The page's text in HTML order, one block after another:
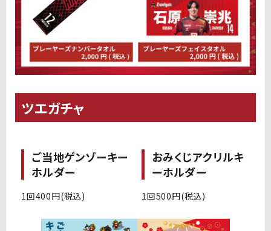
ツエガチャ
ご当地ゲンゾーキー
ホルダー
1回400円(税込)
おみくじアクリルキ
ーホルダー
1回500円(税込)